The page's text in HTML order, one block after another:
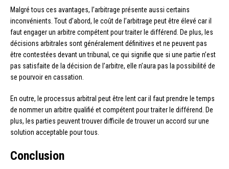
Malgré tous ces avantages, l’arbitrage présente aussi certains
inconvénients. Tout d’abord, le coût de l’arbitrage peut être élevé car il
faut engager un arbitre compétent pour traiter le différend. De plus, les
décisions arbitrales sont généralement définitives et ne peuvent pas
être contestées devant un tribunal, ce qui signifie que si une partie n’est
pas satisfaite de la décision de l’arbitre, elle n’aura pas la possibilité de
se pourvoir en cassation.
En outre, le processus arbitral peut être lent car il faut prendre le temps
de nommer un arbitre qualifié et compétent pour traiter le différend. De
plus, les parties peuvent trouver difficile de trouver un accord sur une
solution acceptable pour tous.
Conclusion